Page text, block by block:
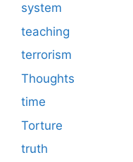
system
teaching
terrorism
Thoughts
time
Torture
truth